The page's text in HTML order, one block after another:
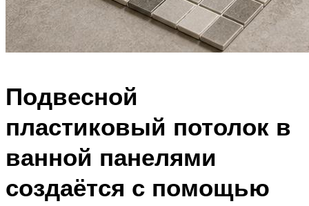
Подвесной
пластиковый потолок в
ванной панелями
создаётся с помощью